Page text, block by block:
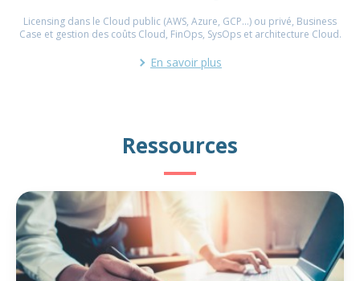
Licensing dans le Cloud public (AWS, Azure, GCP…) ou privé, Business
Case et gestion des coûts Cloud, FinOps, SysOps et architecture Cloud.
En savoir plus
Ressources